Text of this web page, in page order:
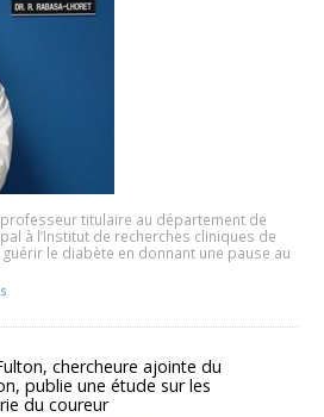
professeur titulaire au département de
à l’Institut de recherches cliniques de
guérir le diabète en donnant une pause au
chercheure ajointe du
publie une étude sur les
du coureur